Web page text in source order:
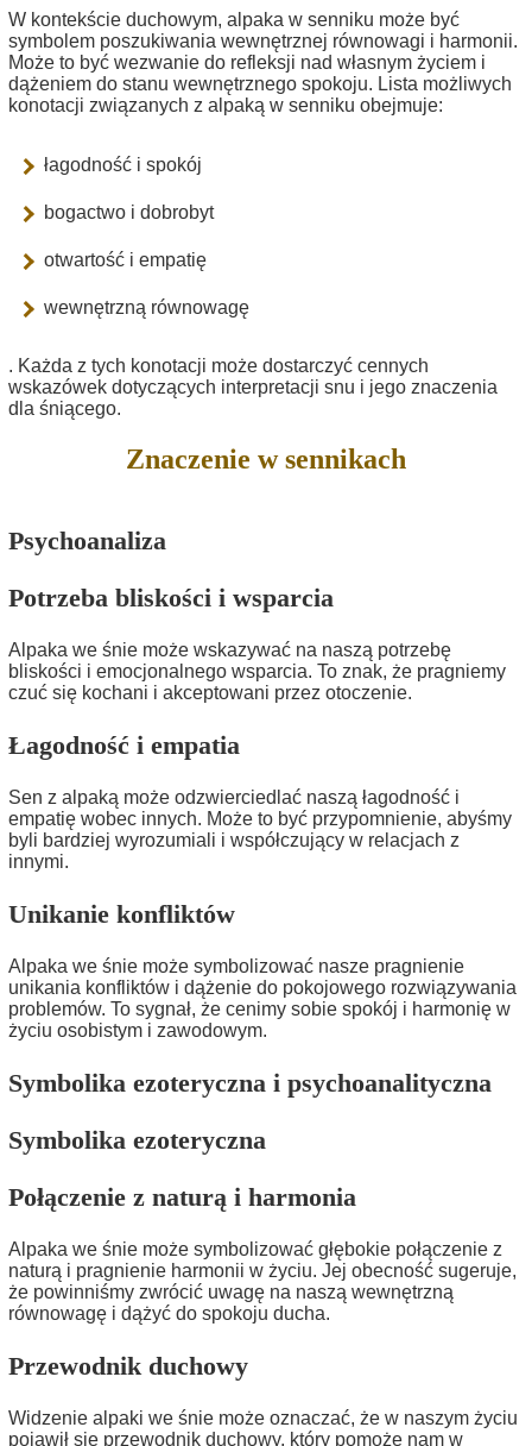
W kontekście duchowym, alpaka w senniku może być
symbolem poszukiwania wewnętrznej równowagi i harmonii.
Może to być wezwanie do refleksji nad własnym życiem i
dążeniem do stanu wewnętrznego spokoju. Lista możliwych
konotacji związanych z alpaką w senniku obejmuje:
łagodność i spokój
bogactwo i dobrobyt
otwartość i empatię
wewnętrzną równowagę
. Każda z tych konotacji może dostarczyć cennych
wskazówek dotyczących interpretacji snu i jego znaczenia
dla śniącego.
Znaczenie w sennikach
Psychoanaliza
Potrzeba bliskości i wsparcia
Alpaka we śnie może wskazywać na naszą potrzebę
bliskości i emocjonalnego wsparcia. To znak, że pragniemy
czuć się kochani i akceptowani przez otoczenie.
Łagodność i empatia
Sen z alpaką może odzwierciedlać naszą łagodność i
empatię wobec innych. Może to być przypomnienie, abyśmy
byli bardziej wyrozumiali i współczujący w relacjach z
innymi.
Unikanie konfliktów
Alpaka we śnie może symbolizować nasze pragnienie
unikania konfliktów i dążenie do pokojowego rozwiązywania
problemów. To sygnał, że cenimy sobie spokój i harmonię w
życiu osobistym i zawodowym.
Symbolika ezoteryczna i psychoanalityczna
Symbolika ezoteryczna
Połączenie z naturą i harmonia
Alpaka we śnie może symbolizować głębokie połączenie z
naturą i pragnienie harmonii w życiu. Jej obecność sugeruje,
że powinniśmy zwrócić uwagę na naszą wewnętrzną
równowagę i dążyć do spokoju ducha.
Przewodnik duchowy
Widzenie alpaki we śnie może oznaczać, że w naszym życiu
pojawił się przewodnik duchowy, który pomoże nam w